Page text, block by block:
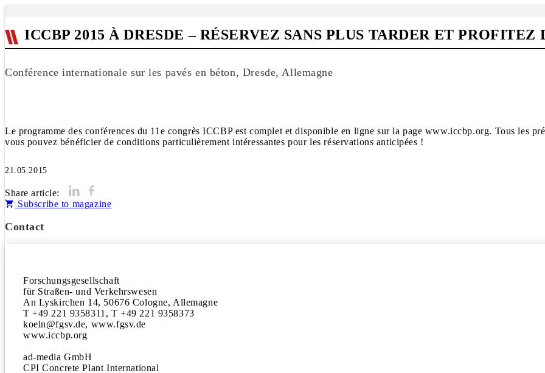
ICCBP 2015 À DRESDE – RÉSERVEZ SANS PLUS TARDER ET PROFITEZ
Conférence internationale sur les pavés en béton, Dresde, Allemagne
Le programme des conférences du 11e congrès ICCBP est complet et disponible en ligne sur la page www.iccbp.org. Tous les
21.05.2015
Share article:
Subscribe to magazine
Contact
Forschungsgesellschaft
für Straßen- und Verkehrswesen
An Lyskirchen 14, 50676 Cologne, Allemagne
T +49 221 9358311, T +49 221 9358373
koeln@fgsv.de, www.fgsv.de
www.iccbp.org
ad-media GmbH
CPI Concrete Plant International